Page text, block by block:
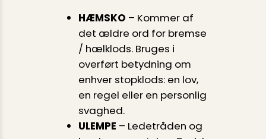
HÆMSKO – Kommer af
det ældre ord for bremse
/ hæl­klods. Bruges i
overført betydning om
enhver stopklods: en lov,
en regel eller en personlig
svaghed.
ULEMPE – Ledetråden og